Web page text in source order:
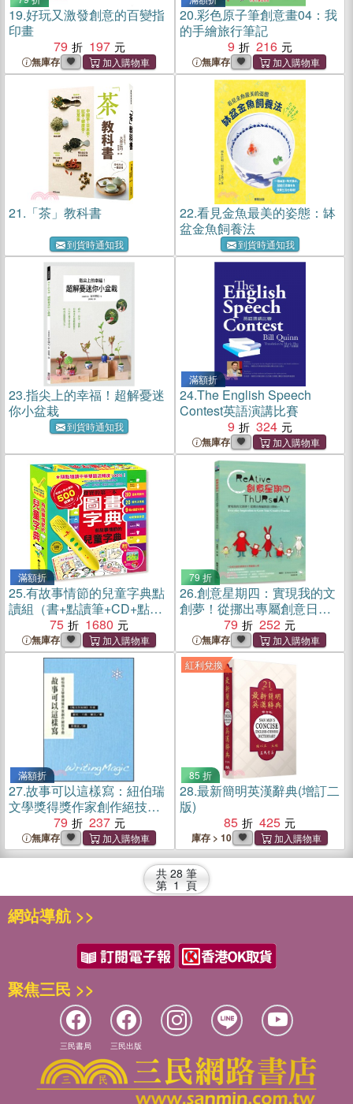
19.好玩又激發創意的百變指
印畫
79
197
無庫存
20.彩色原子筆創意畫04：我
的手繪旅行筆記
9
216
無庫存
21. 「茶」教科書
到貨時通知我
22.看見金魚最美的姿態：缽
盆金魚飼養法
到貨時通知我
23.指尖上的幸福！超解憂迷
你小盆栽
到貨時通知我
滿額折
24.The English Speech
Contest英語演講比賽
9
324
無庫存
滿額折
25.有故事情節的兒童字典點
讀組（書+點讀筆+CD+點讀
75 1680
無庫存
79 折
26.創意星期四：實現我的文
創夢！從挪出專屬創意日開
79 252
無庫存
滿額折
27.故事可以這樣寫：紐伯瑞
文學獎得獎作家創作絕技手
79 237
無庫存
紅利兌換
85 折
28.最新簡明英漢辭典(增訂二
版)
85
425
庫存 > 10
共 28 筆
第 1 頁
網站導航 >>
聚焦三民 >>
三民書局 三民出版